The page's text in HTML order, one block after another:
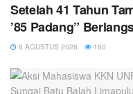
Setelah 41 Tahun
’85 Padang”
8 AGUSTUS 2026 160